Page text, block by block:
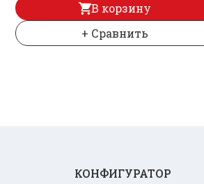
В корзину
+ Сравнить
КОНФИГУРАТОР